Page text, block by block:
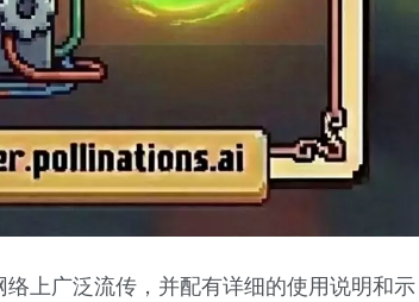
上广泛流传，并配有详细的使用说明和示